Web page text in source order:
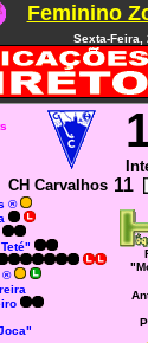
Feminino
Sexta-Feira,
CH Carvalhos 11
®
®